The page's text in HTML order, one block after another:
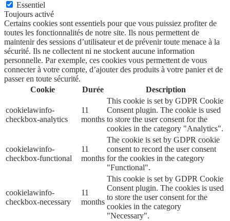
Essentiel
Toujours activé
Certains cookies sont essentiels pour que vous puissiez profiter de
toutes les fonctionnalités de notre site. Ils nous permettent de
maintenir des sessions d’utilisateur et de prévenir toute menace à la
sécurité. Ils ne collectent ni ne stockent aucune information
personnelle. Par exemple, ces cookies vous permettent de vous
connecter à votre compte, d’ajouter des produits à votre panier et de
passer en toute sécurité.
Cookie
Durée Description
cookielawinfo-
checkbox-analytics
11
months
This cookie is set by GDPR Cookie
Consent plugin. The cookie is used
to store the user consent for the
cookies in the category "Analytics".
cookielawinfo-
checkbox-functional
11
months
The cookie is set by GDPR cookie
consent to record the user consent
for the cookies in the category
"Functional".
cookielawinfo-
checkbox-necessary
11
months
This cookie is set by GDPR Cookie
Consent plugin. The cookies is used
to store the user consent for the
cookies in the category
"Necessary".